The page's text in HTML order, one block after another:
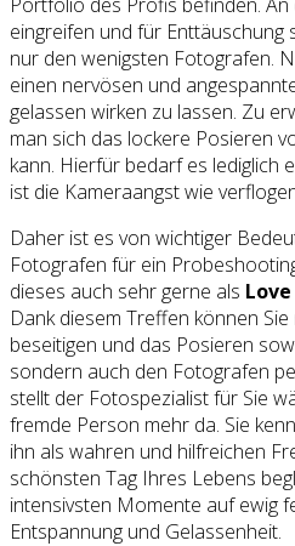
eingreifen und für Enttäuschung
nur den wenigsten Fotografen.
einen nervösen und
gelassen wirken zu lassen. Zu
man sich das lockere Posieren
kann. Hierfür bedarf es lediglich
ist die Kameraangst wie
Daher ist es von wichtiger
Fotografen für ein
dieses auch sehr gerne als
Dank diesem Treffen können
beseitigen und das Posieren
sondern auch den Fotografen
stellt der Fotospezialist für Sie
fremde Person mehr da. Sie
ihn als wahren und hilfreichen
schönsten Tag Ihres Lebens
intensivsten Momente auf ewig
Entspannung und Gelassenheit.